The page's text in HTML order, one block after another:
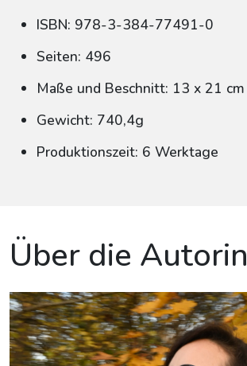
ISBN: 978-3-384-77491-0
Seiten: 496
Maße und Beschnitt: 13 x 21 cm
Gewicht: 740,4g
Produktionszeit: 6 Werktage
Über die Autorin